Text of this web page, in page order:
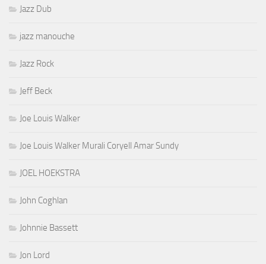
Jazz Dub
jazz manouche
Jazz Rock
Jeff Beck
Joe Louis Walker
Joe Louis Walker Murali Coryell Amar Sundy
JOEL HOEKSTRA
John Coghlan
Johnnie Bassett
Jon Lord